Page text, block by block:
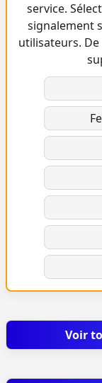
service.
signalement
utilisateurs.
Voir